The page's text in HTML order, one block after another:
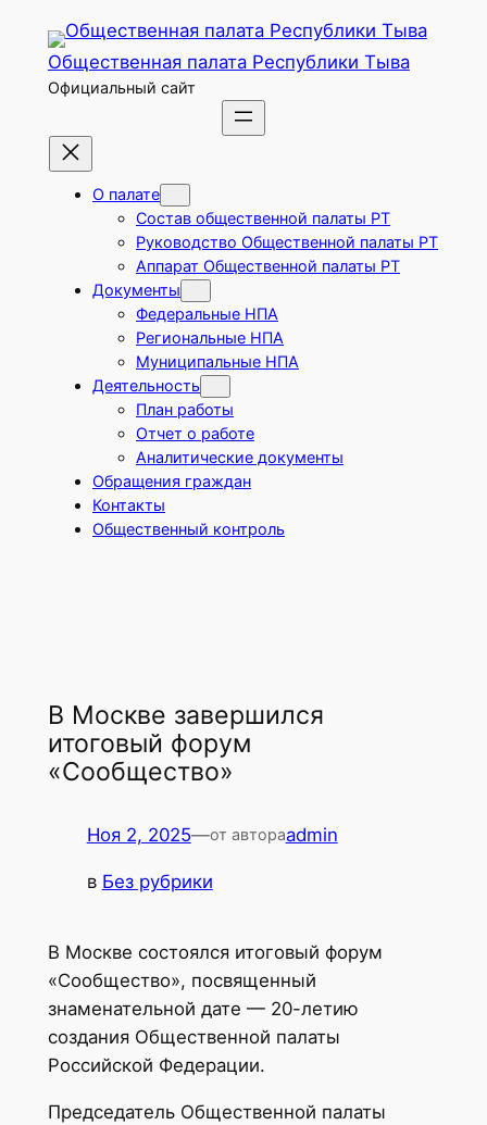
Перейти
содержимому
Общественная палата Республики Тыва
Официальный сайт
О палате
Состав общественной палаты РТ
Руководство Общественной палаты РТ
Аппарат Общественной палаты РТ
Документы
Федеральные НПА
Региональные НПА
Муниципальные НПА
Деятельность
План работы
Отчет о работе
Аналитические документы
Обращения граждан
Контакты
Общественный контроль
В Москве завершился
итоговый форум
«Сообщество»
Ноя 2, 2025—от автораadmin
в Без рубрики
В Москве состоялся итоговый форум
«Сообщество», посвященный
знаменательной дате — 20-летию
создания Общественной палаты
Российской Федерации.
Председатель Общественной палаты